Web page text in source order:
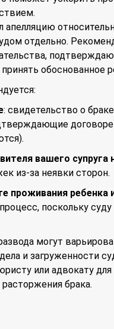
апелляцию
отдельно.
обоснованное
: свидетельство о
вашего супруга
из-за неявки сторон.
проживания ребенка
поскольку суду
могут
и загруженности
или адвокату для
брака.